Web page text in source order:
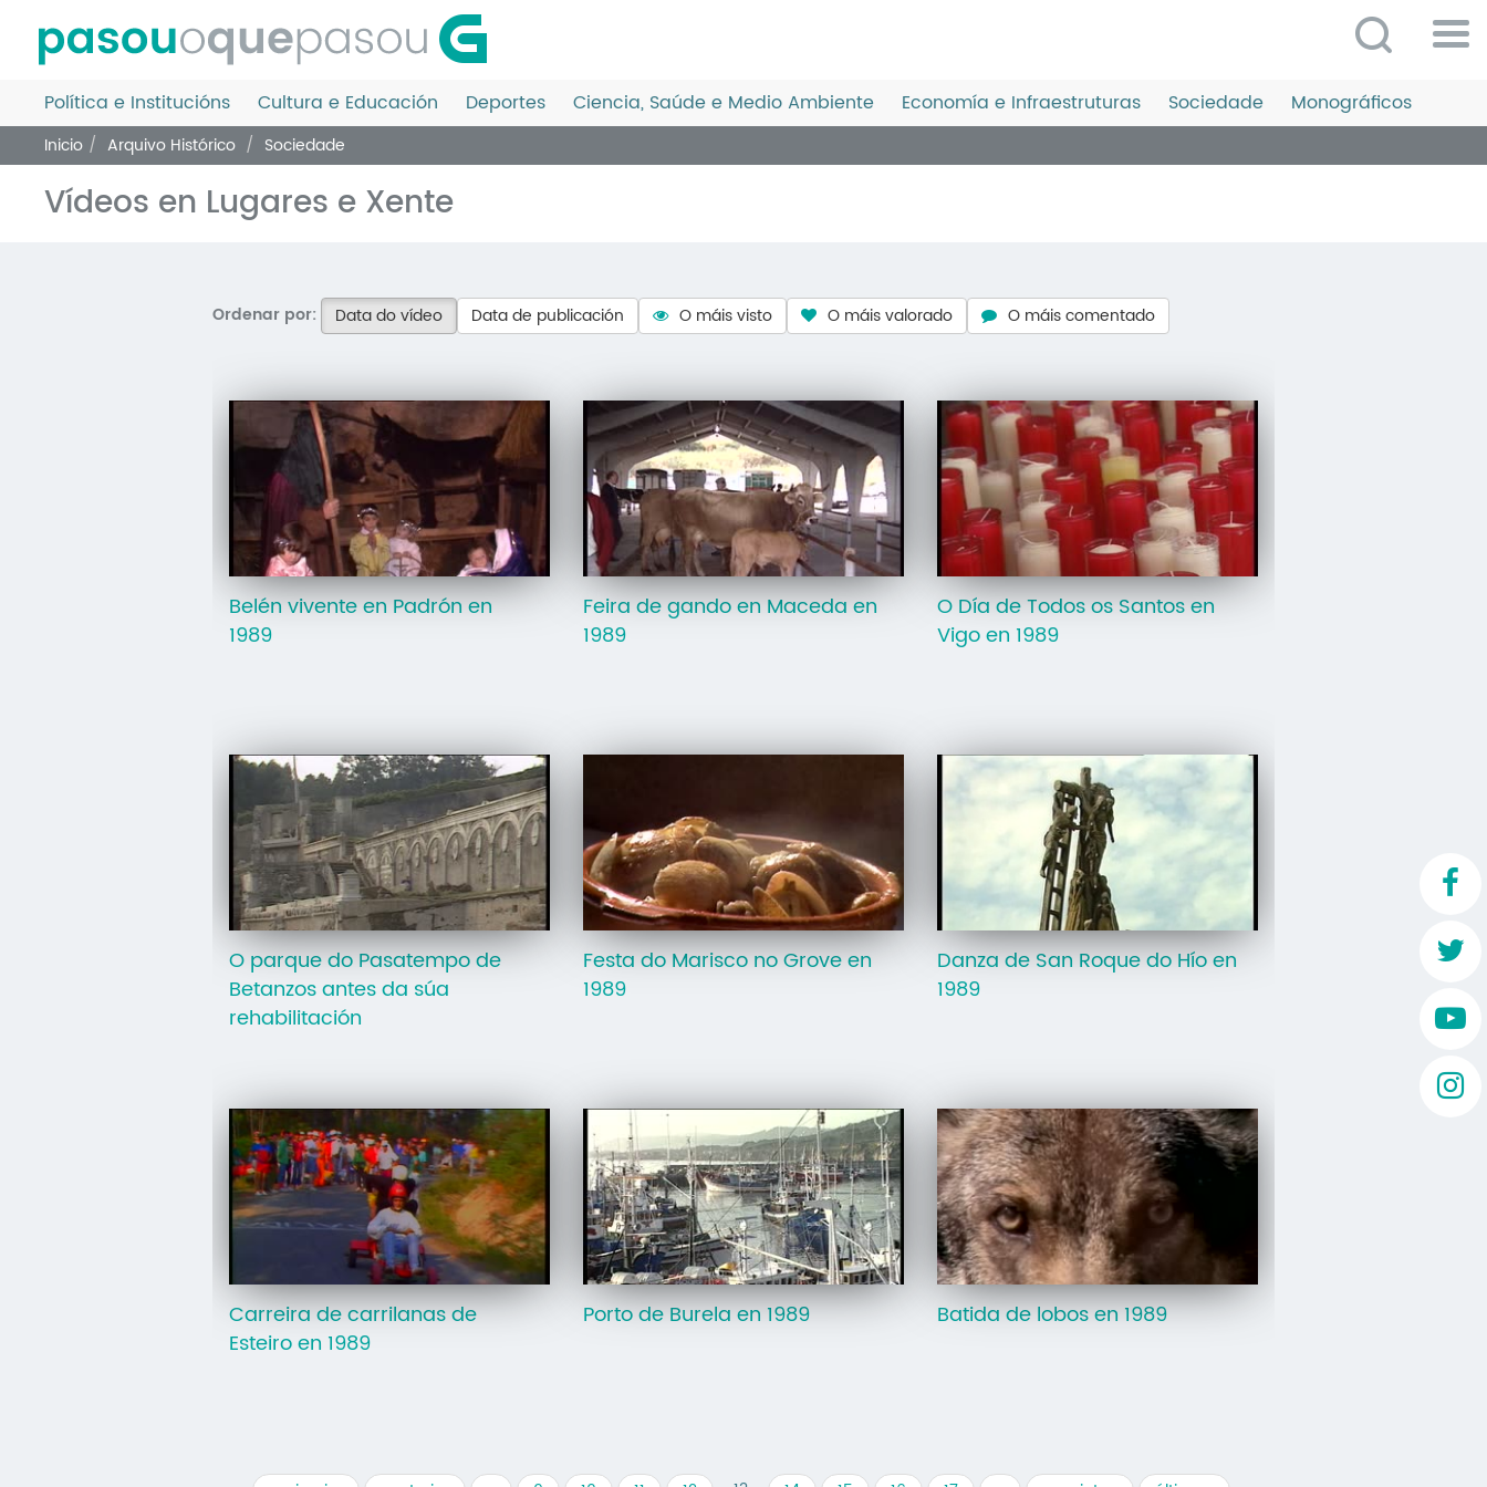
contido
principal
O
Política e Institucións Cultura e Educación Deportes Ciencia, Saúde e Medio Ambiente Economía e Infraestruturas Sociedade Monográficos
Inicio Arquivo Histórico Sociedade
Vídeos en Lugares e Xente
Ordenar por: Data do vídeo Data de publicación O máis visto O máis valorado O máis comentado
Belén vivente en Padrón en
1989
Feira de gando en Maceda en
1989
O Día de Todos os Santos en
Vigo en 1989
O parque do Pasatempo de
Betanzos antes da súa
rehabilitación
Festa do Marisco no Grove en
1989
Danza de San Roque do Hío en
1989
Carreira de carrilanas de
Esteiro en 1989
Porto de Burela en 1989 Batida de lobos en 1989